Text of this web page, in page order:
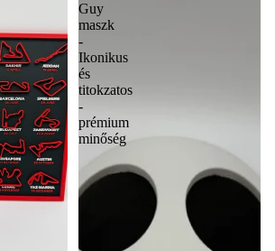
Guy
maszk
-
Ikonikus
és
titokzatos
-
prémium
minőség